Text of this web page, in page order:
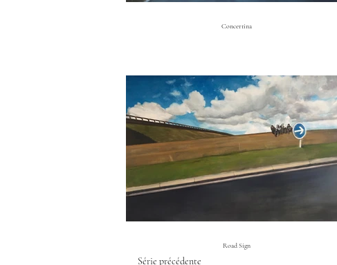
Concertina
Road Sign
Série précédente